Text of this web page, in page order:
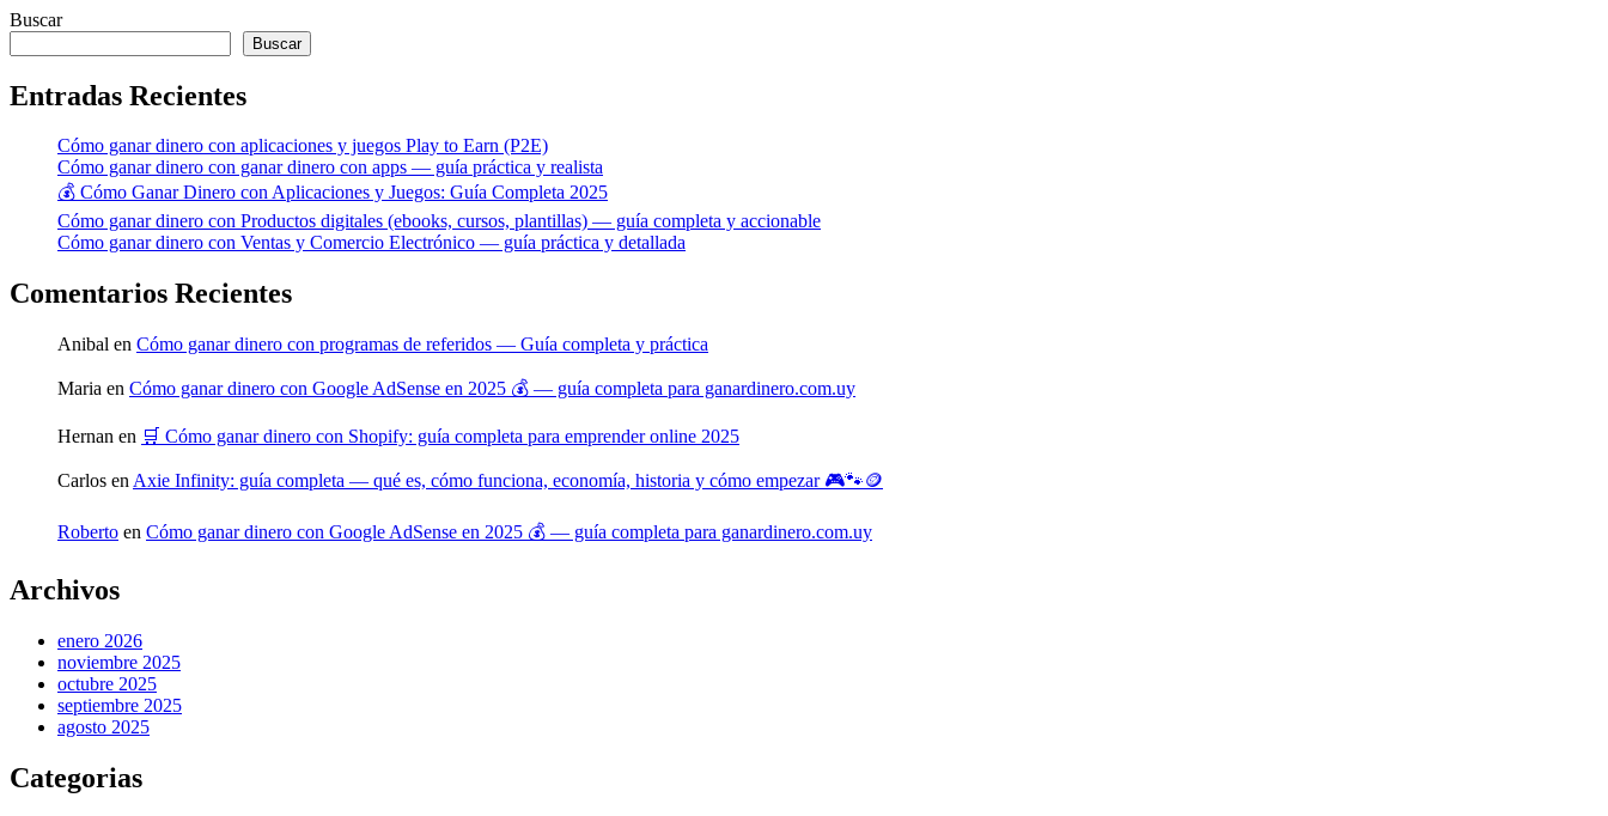
Buscar
Buscar
Entradas Recientes
Cómo ganar dinero con aplicaciones y juegos Play to Earn (P2E)
Cómo ganar dinero con ganar dinero con apps — guía práctica y realista
💰 Cómo Ganar Dinero con Aplicaciones y Juegos: Guía Completa 2025
Cómo ganar dinero con Productos digitales (ebooks, cursos, plantillas) — guía completa y accionable
Cómo ganar dinero con Ventas y Comercio Electrónico — guía práctica y detallada
Comentarios Recientes
Anibal en Cómo ganar dinero con programas de referidos — Guía completa y práctica
Maria en Cómo ganar dinero con Google AdSense en 2025 💰 — guía completa para ganardinero.com.uy
Hernan en 🛒 Cómo ganar dinero con Shopify: guía completa para emprender online 2025
Carlos en Axie Infinity: guía completa — qué es, cómo funciona, economía, historia y cómo empezar 🎮🐾🪙
Roberto en Cómo ganar dinero con Google AdSense en 2025 💰 — guía completa para ganardinero.com.uy
Archivos
enero 2026
noviembre 2025
octubre 2025
septiembre 2025
agosto 2025
Categorias